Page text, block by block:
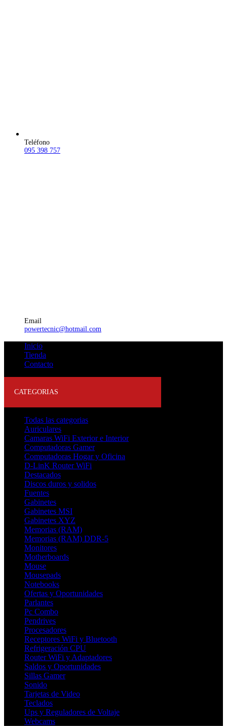
Teléfono
095 398 757
Email
powertecnic@hotmail.com
Inicio
Tienda
Contacto
CATEGORIAS
Todas las categorias
Auriculares
Camaras WiFi Exterior e Interior
Computadoras Gamer
Computadoras Hogar y Oficina
D-LinK Router WiFi
Destacados
Discos duros y solidos
Fuentes
Gabinetes
Gabinetes MSI
Gabinetes XYZ
Memorias (RAM)
Memorias (RAM) DDR-5
Monitores
Motherboards
Mouse
Mousepads
Notebooks
Ofertas y Oportunidades
Parlantes
Pc Combo
Pendrives
Procesadores
Receptores WiFi y Bluetooth
Refrigeración CPU
Router WiFi y Adaptadores
Saldos y Oportunidades
Sillas Gamer
Sonido
Tarjetas de Video
Teclados
Ups y Reguladores de Voltaje
Webcams